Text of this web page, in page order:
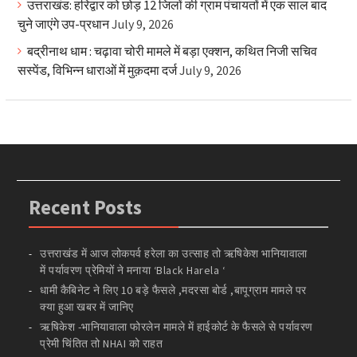
उत्तराखंड: हरिद्वार को छोड़ 12 जिलों की ग्राम पंचायतों में एक साल बाद
चुने जाएंगे उप-प्रधानJuly 9, 2026
बद्रीनाथ धाम : चढ़ावा चोरी मामले में बड़ा एक्शन, कथित निजी सचिव
सस्पेंड, विभिन्न धाराओं में मुक़दमा दर्जJuly 9, 2026
Recent Posts
उत्तराखंड में आज लोकपर्व हरेला का उत्साह तो ऋषिकेश भानियावाला
में पर्यावरण प्रेमियों ने मनाया ‘Black Harela ‘
धामी कैबिनेट ने लिए 10 बड़े फैसले ,मदरसा बोर्ड ,बापूग्राम मामले पर
क्या हुआ खबर में जानिए
ऋषिकेश -भानियावाला फोरलेन मामले में हाईकोर्ट के फैसले से पर्यावरण
प्रेमी चिंतित तो NHAI को राहत